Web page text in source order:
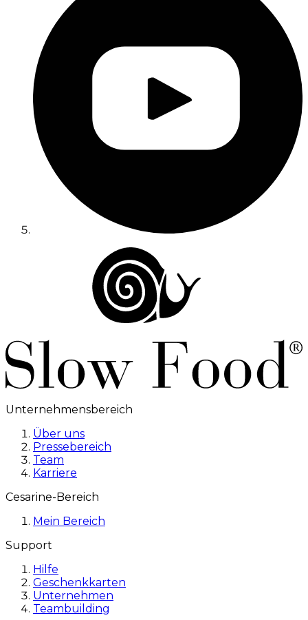
Unternehmensbereich
Über uns
Pressebereich
Team
Karriere
Cesarine-Bereich
Mein Bereich
Support
Hilfe
Geschenkkarten
Unternehmen
Teambuilding